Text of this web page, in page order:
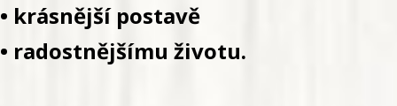
• krásnější postavě
• radostnějšímu životu.